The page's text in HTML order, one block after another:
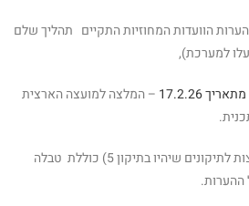
הוועדות המחוזיות התקיים תהליך שלם
למערכת),
17.2.26
– המלצה למועצה הארצית
החלטת ולנת"ע (הכוללת המלצות לתיקונים שיהיו בתיקון 5) כוללת טבלה
ההערות.